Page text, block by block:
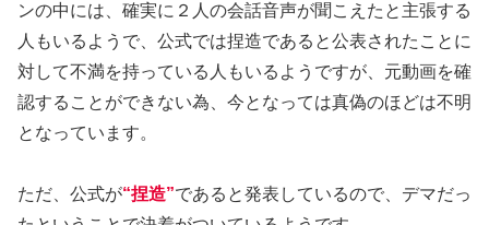
ンの中には、確実に２人の会話音声が聞こえたと主張する
人もいるようで、公式では捏造であると公表されたことに
対して不満を持っている人もいるようですが、元動画を確
認することができない為、今となっては真偽のほどは不明
となっています。
ただ、公式が“捏造”であると発表しているので、デマだっ